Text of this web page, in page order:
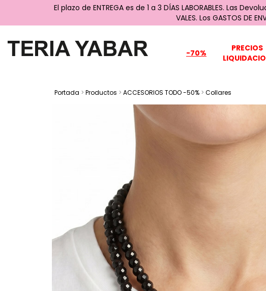
El plazo de ENTREGA es de 1 a 3 DÍAS LABORABLES. Las
VALES. Los GASTOS DE
-70%
PRECIOS
Portada > Productos > ACCESORIOS TODO -50% > Collares